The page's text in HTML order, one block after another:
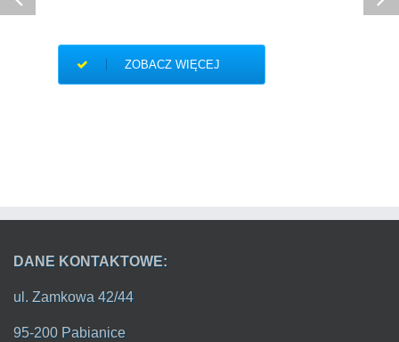
ZOBACZ WIĘCEJ
27/
DANE KONTAKTOWE:
ul. Zamkowa 42/44
95-200 Pabianice